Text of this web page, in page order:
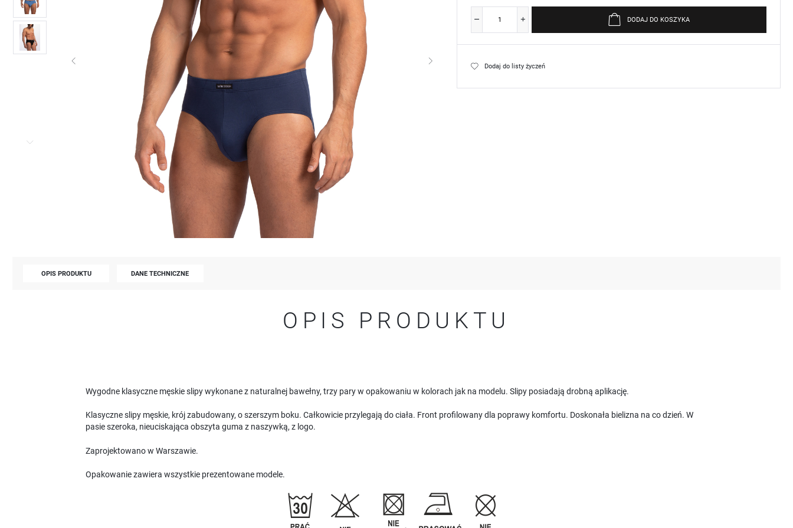
DODAJ DO KOSZYKA
Dodaj do listy życzeń
OPIS PRODUKTU DANE TECHNICZNE
OPIS PRODUKTU
Wygodne klasyczne męskie slipy wykonane z naturalnej bawełny, trzy pary w opakowaniu w kolorach jak na modelu. Slipy posiadają drobną aplikację.
Klasyczne slipy męskie, krój zabudowany, o szerszym boku. Całkowicie przylegają do ciała. Front profilowany dla poprawy komfortu. Doskonała bielizna na co dzień. W
pasie szeroka, nieuciskająca obszyta guma z naszywką, z logo.
Zaprojektowano w Warszawie.
Opakowanie zawiera wszystkie prezentowane modele.
USTAWIENIA
Szanujemy Twoją prywatność. Możesz zmienić ustawienia cookies lub zaakceptować je